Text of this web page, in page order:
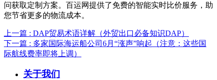
问获取定制方案。百运网提供了免费的智能实时比价服务，助
您节省更多的物流成本。
上一篇 : DAP贸易术语详解（外贸出口必备知识DAP）
下一篇 : 多家国际海运船公司6月“涨声”响起（注意：这些国
际航线费率即将上调）
关于我们